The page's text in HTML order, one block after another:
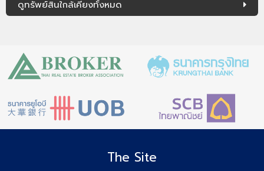
ดูทรัพย์สินใกล้เคียงทั้งหมด
The Site